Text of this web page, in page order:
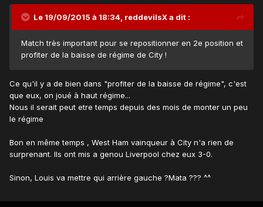
Le 19/09/2015 à 18:34, reddevilsX a dit :
Match très important pour se repositionner en 2e position et
profiter de la baisse de régime de City !
Ce qu'il y a de bien dans "profiter de la baisse de régime", c'est
que eux, on joué à haut régime...
Nous il serait peut etre temps depuis des mois de monter un peu
le régime
Bon en même temps , West Ham vainqueur à City n'a rien de
surprenant. Ils ont mis a genou Liverpool chez eux 3-0.
Sinon, Louis va mettre qui arrière gauche ?Mata ??? ^^